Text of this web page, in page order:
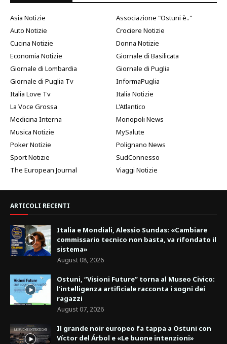
Asia Notizie
Associazione "Ostuni è.."
Auto Notizie
Crociere Notizie
Cucina Notizie
Donna Notizie
Economia Notizie
Giornale di Basilicata
Giornale di Lombardia
Giornale di Puglia
Giornale di Puglia Tv
InformaPuglia
Italia Love Tv
Italia Notizie
La Voce Grossa
L'Atlantico
Medicina Interna
Monopoli News
Musica Notizie
MySalute
Poker Notizie
Polignano News
Sport Notizie
SudConnesso
The European Journal
Viaggi Notizie
ARTICOLI RECENTI
Italia e Mondiali, Alessio Sundas: «Cambiare
commissario tecnico non basta, va rifondato il
sistema»
August 08, 2026
Ostuni, “Visioni Future” torna al Museo Civico:
l’intelligenza artificiale racconta i sogni dei
ragazzi
August 07, 2026
Il grande noir europeo fa tappa a Ostuni con
Víctor del Árbol e «Le buone intenzioni»